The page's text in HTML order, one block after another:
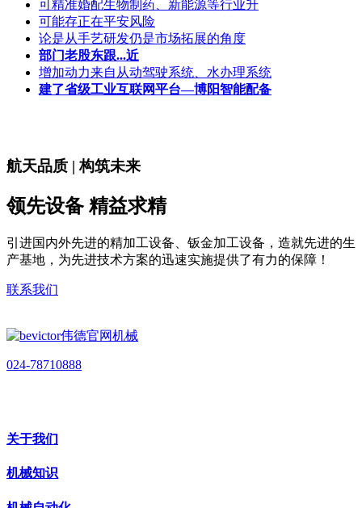
可精准婚配生物制药、新能源等行业升
可能存正在平安风险
论是从手艺研发仍是市场拓展的角度
部门老股东跟...近
增加动力来自从动驾驶系统、水办理系统
建了省级工业互联网平台—博阳智能配备
航天品质 | 构筑未来
领先设备 精益求精
引进国内外先进的精加工设备、钣金加工设备，造就先进的生
产基地，为先进技术方案的迅速实施提供了有力的保障！
联系我们
024-78710888
关于我们
机械知识